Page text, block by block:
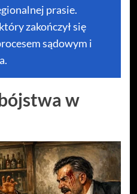
prasie.
zakończył się
sądowym i
w